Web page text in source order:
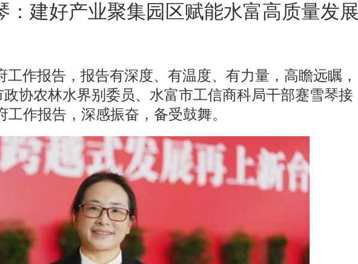
：建好产业聚集园区赋能水富高质量发展
工作报告，报告有深度、有温度、有力量，高瞻远瞩，
协农林水界别委员、水富市工信商科局干部蹇雪琴接
作报告，深感振奋，备受鼓舞。